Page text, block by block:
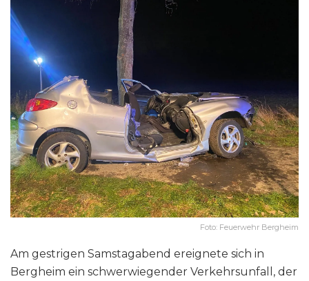
Foto: Feuerwehr Bergheim
Am gestrigen Samstagabend ereignete sich in
Bergheim ein schwerwiegender Verkehrsunfall, der